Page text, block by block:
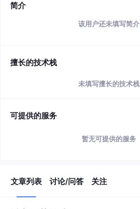
简介
该用户还未填写简介
擅长的技术栈
未填写擅长的技术栈
可提供的服务
暂无可提供的服务
文章列表 讨论/问答 关注